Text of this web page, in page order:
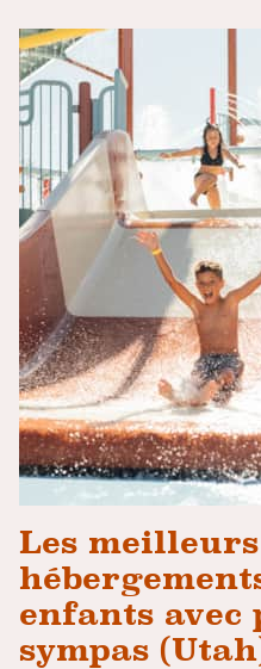
Les meilleurs
enfants avec
sympas